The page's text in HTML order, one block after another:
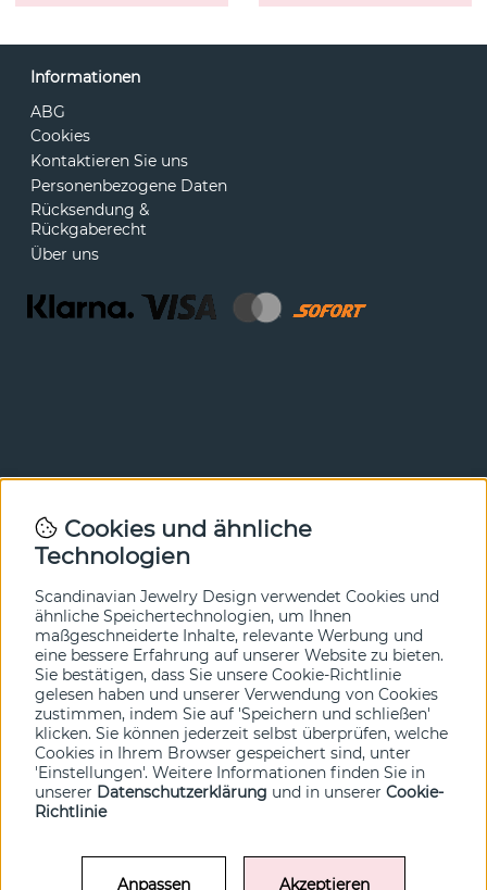
Informationen
ABG
Cookies
Kontaktieren Sie uns
Personenbezogene Daten
Rücksendung &
Rückgaberecht
Über uns
Newsletter
In unserem Newsletter erfahren Sie vor allen anderen
hier an.
Ja bitte!
Cookies und ähnliche
Technologien
Scandinavian Jewelry Design verwendet Cookies und
ähnliche Speichertechnologien, um Ihnen
maßgeschneiderte Inhalte, relevante Werbung und
eine bessere Erfahrung auf unserer Website zu bieten.
Sie bestätigen, dass Sie unsere Cookie-Richtlinie
gelesen haben und unserer Verwendung von Cookies
zustimmen, indem Sie auf 'Speichern und schließen'
klicken. Sie können jederzeit selbst überprüfen, welche
Cookies in Ihrem Browser gespeichert sind, unter
'Einstellungen'. Weitere Informationen finden Sie in
unserer Datenschutzerklärung und in unserer Cookie-
Richtlinie
Anpassen Akzeptieren